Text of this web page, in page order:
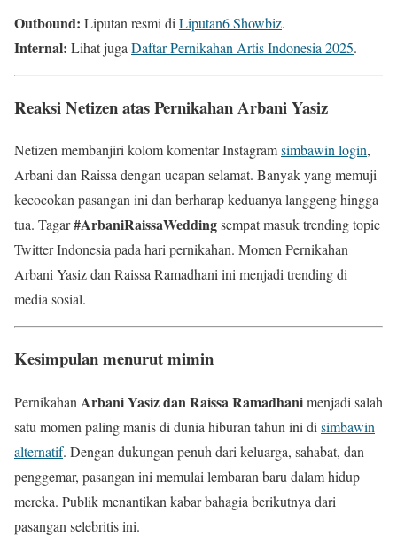
Outbound: Liputan resmi di Liputan6 Showbiz.
Internal: Lihat juga Daftar Pernikahan Artis Indonesia 2025.
Reaksi Netizen atas Pernikahan Arbani Yasiz
Netizen membanjiri kolom komentar Instagramsimbawin login,
Arbani dan Raissa dengan ucapan selamat. Banyak yang memuji
kecocokan pasangan ini dan berharap keduanya langgeng hingga
tua. Tagar#ArbaniRaissaWeddingsempat masuk trending topic
Twitter Indonesia pada hari pernikahan. Momen Pernikahan
Arbani Yasiz dan Raissa Ramadhani ini menjadi trending di
media sosial.
Kesimpulan menurut mimin
Pernikahan Arbani Yasiz dan Raissa Ramadhanimenjadi salah
satu momen paling manis di dunia hiburan tahun ini di simbawin
alternatif. Dengan dukungan penuh dari keluarga, sahabat, dan
penggemar, pasangan ini memulai lembaran baru dalam hidup
mereka. Publik menantikan kabar bahagia berikutnya dari
pasangan selebritis ini.